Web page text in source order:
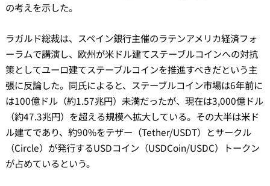
の考えを示した。
ラガルド総裁は、スペイン銀行主催のラテンアメリカ経済フォ
ーラムで講演し、欧州が米ドル建てステーブルコインへの対抗
策としてユーロ建てステーブルコインを推進すべきだという主
張に反論した。同氏によると、ステーブルコイン市場は6年前に
は100億ドル（約1.57兆円）未満だったが、現在は3,000億ドル
（約47.3兆円）を超える規模へ拡大している。その大半は米ド
ル建てであり、約90%をテザー（Tether/USDT）とサークル
（Circle）が発行するUSDコイン（USDCoin/USDC）トークン
が占めているという。